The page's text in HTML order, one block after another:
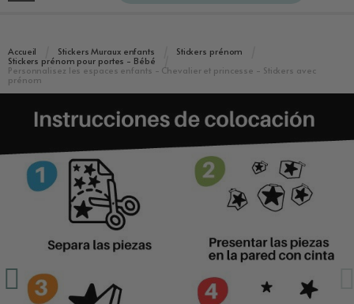
Accueil Stickers Muraux enfants
Stickers prénom
Stickers prénom pour portes - Bébé
Personnalisez les espaces enfants - Chevalier et princesse - Stickers avec
prénom